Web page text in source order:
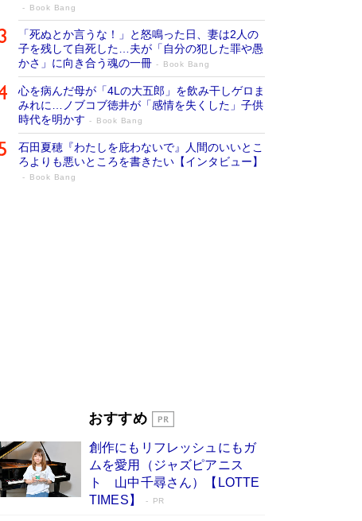
Book Bang
「死ぬとか言うな！」と怒鳴った日、妻は2人の
子を残して自死した…夫が「自分の犯した罪や愚
かさ」に向き合う魂の一冊
Book Bang
心を病んだ母が「4Lの大五郎」を飲み干しゲロま
みれに…ノブコブ徳井が「感情を失くした」子供
時代を明かす
Book Bang
石田夏穂『わたしを庇わないで』人間のいいとこ
ろよりも悪いところを書きたい【インタビュー】
Book Bang
開発への関心を押し上げた18年の物語に幕 特装
Book Bang
「不意に涙が出そうに…」高嶋政伸が明かし
た“13歳の娘を暴行する役”への葛藤 インティマ
シーコーディネーターに支えられたNHK『大奥』
おすすめ
創作にもリフレッシュにもガ
ムを愛用（ジャズピアニス
ト 山中千尋さん）【LOTTE
TIMES】
PR